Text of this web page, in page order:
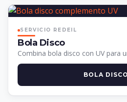
SERVICIO REDEIL
Bola Disco
Combina bola disco con UV para
BOLA DISCO